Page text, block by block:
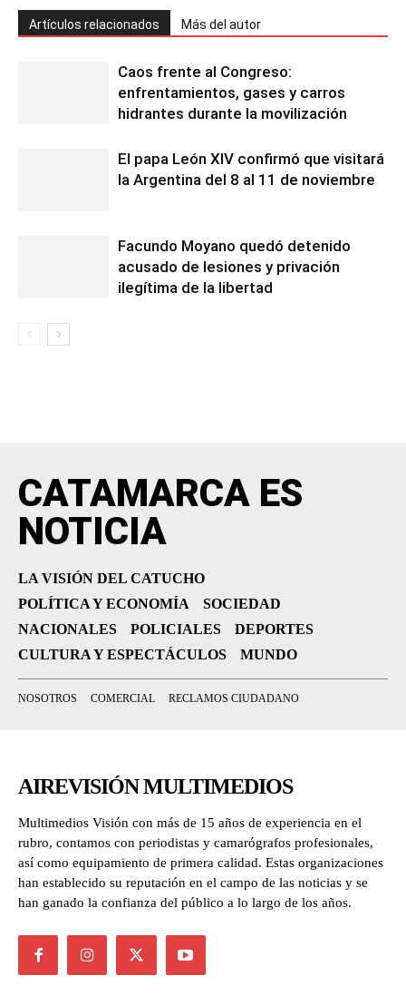
Artículos relacionados Más del autor
Caos frente al Congreso:
enfrentamientos, gases y carros
hidrantes durante la movilización
El papa León XIV confirmó que visitará
la Argentina del 8 al 11 de noviembre
Facundo Moyano quedó detenido
acusado de lesiones y privación
ilegítima de la libertad
CATAMARCA ES
NOTICIA
LA VISIÓN DEL CATUCHO
POLÍTICA Y ECONOMÍA
SOCIEDAD
NACIONALES
POLICIALES
DEPORTES
CULTURA Y ESPECTÁCULOS
MUNDO
NOSOTROS COMERCIAL RECLAMOS CIUDADANO
AIREVISIÓN MULTIMEDIOS
Multimedios Visión con más de 15 años de experiencia en el
rubro, contamos con periodistas y camarógrafos profesionales,
así como equipamiento de primera calidad. Estas organizaciones
han establecido su reputación en el campo de las noticias y se
han ganado la confianza del público a lo largo de los años.